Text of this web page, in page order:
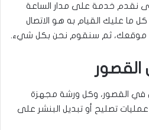
نقدم خدمة على مدار الساعة
ما عليك القيام به هو الاتصال
عن موقعك، ثم سنقوم نحن بكل شيء.
في القصور، وكل ورشة مجهزة
عمليات تصليح أو تبديل البنشر على